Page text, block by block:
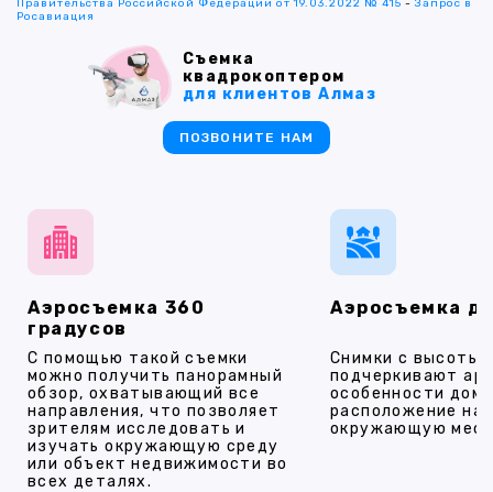
Аэросъемка 360
градусов
С помощью такой съемки
можно получить панорамный
обзор, охватывающий все
направления, что позволяет
зрителям исследовать и
изучать окружающую среду
или объект недвижимости во
всех деталях.
Аэросъемка
Снимки с высоты
подчеркивают
особенности
расположение на
окружающую
Правительства Российской Федерации от 19.03.2022 № 415 -Запрос в
Росавиация
Съемка
квадрокоптером
для клиентов Алмаз
ПОЗВОНИТЕ НАМ